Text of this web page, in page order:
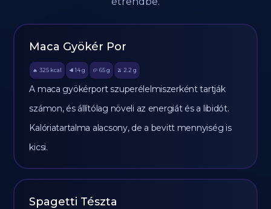
Maca Gyökér Por
🔥 325 kcal 🥩 14 g 🥔 65g 🫒 2.2 g
A maca gyökérport szuperélelmiszerként tartják
számon, és állítólag növeli az energiát és a libidót.
Kalóriatartalma alacsony, de a bevitt mennyiség is
kicsi.
Spagetti Tészta